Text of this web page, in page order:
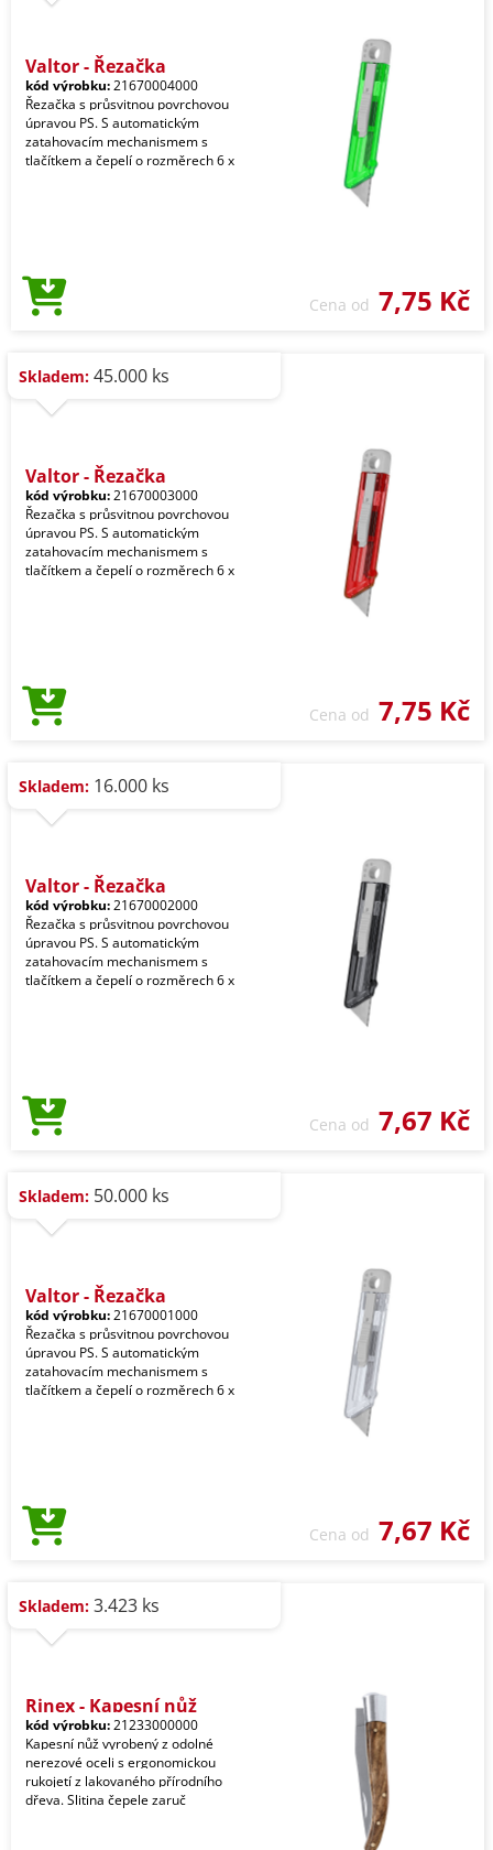
Valtor - Řezačka
kód výrobku:21670004000
Řezačka s průsvitnou povrchovou
úpravou PS. S automatickým
zatahovacím mechanismem s
tlačítkem a čepelí o rozměrech 6 x
Cena od 7,75 Kč
Skladem: 45.000 ks
Valtor - Řezačka
kód výrobku:21670003000
Řezačka s průsvitnou povrchovou
úpravou PS. S automatickým
zatahovacím mechanismem s
tlačítkem a čepelí o rozměrech 6 x
Cena od 7,75 Kč
Skladem: 16.000 ks
Valtor - Řezačka
kód výrobku:21670002000
Řezačka s průsvitnou povrchovou
úpravou PS. S automatickým
zatahovacím mechanismem s
tlačítkem a čepelí o rozměrech 6 x
Cena od 7,67 Kč
Skladem: 50.000 ks
Valtor - Řezačka
kód výrobku:21670001000
Řezačka s průsvitnou povrchovou
úpravou PS. S automatickým
zatahovacím mechanismem s
tlačítkem a čepelí o rozměrech 6 x
Cena od 7,67 Kč
Skladem: 3.423 ks
Rinex - Kapesní nůž
kód výrobku:21233000000
Kapesní nůž vyrobený z odolné
nerezové oceli s ergonomickou
rukojetí z lakovaného přírodního
dřeva. Slitina čepele zaruč